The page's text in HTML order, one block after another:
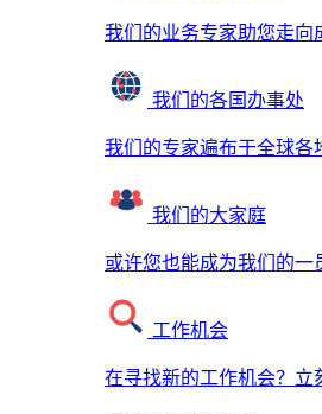
我们的业务专家助您走向
我们的各国办事处
我们的专家遍布于全球各
我们的大家庭
或许您也能成为我们的一
工作机会
在寻找新的工作机会？立